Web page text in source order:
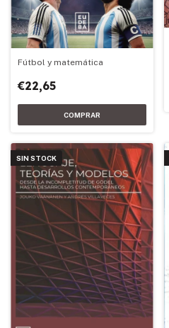
Fútbol y matemática
€22,65
SIN STOCK